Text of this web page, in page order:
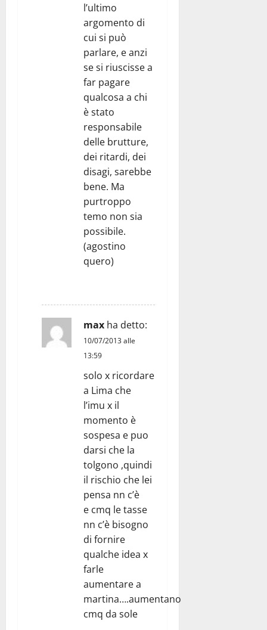
l’ultimo
argomento di
cui si può
parlare, e anzi
se si riuscisse a
far pagare
qualcosa a chi
è stato
responsabile
delle brutture,
dei ritardi, dei
disagi, sarebbe
bene. Ma
purtroppo
temo non sia
possibile.
(agostino
quero)
max ha detto:
10/07/2013 alle
13:59
solo x ricordare
a Lima che
l’imu x il
momento è
sospesa e puo
darsi che la
tolgono ,quindi
il rischio che lei
pensa nn c’è
e cmq le tasse
nn c’è bisogno
di fornire
qualche idea x
farle
aumentare a
martina….aumentano
cmq da sole